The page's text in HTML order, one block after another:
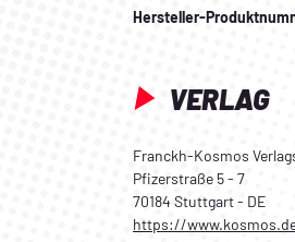
Hersteller-
VERLAG
Franckh-Kosmos
Pfizerstraße 5 - 7
70184 Stuttgart - DE
https://